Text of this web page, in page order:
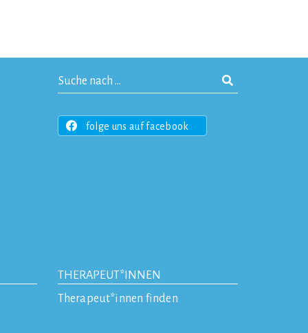
folge uns auf facebook
THERAPEUT*INNEN
Therapeut*innen finden